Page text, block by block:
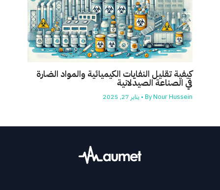
كيفية تقليل النفايات الكيميائية والمواد الضارة
في الصناعة الصيدلانية
ByNour Hussein
• يناير 27, 2025